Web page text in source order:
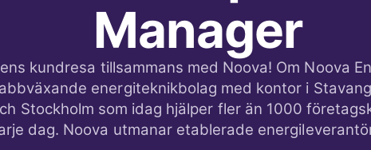
Manager
kundresa tillsammans med Noova! Om Noova
energiteknikbolag med kontor i
Stockholm som idag hjälper fler än 1000
dag. Noova utmanar etablerade